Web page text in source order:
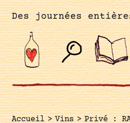
Des journées
Accueil > Vins > Privé :